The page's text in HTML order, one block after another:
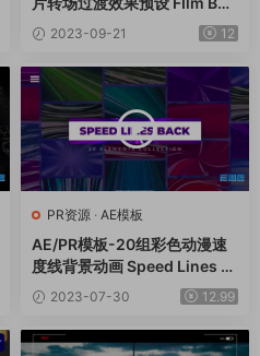
dle Transitions
2023-09-21 12
PR资源 · AE模板
AE/PR模板-20组彩色动漫速
度线背景动画 Speed Lines B
ackgrounds
2023-07-30 12.99